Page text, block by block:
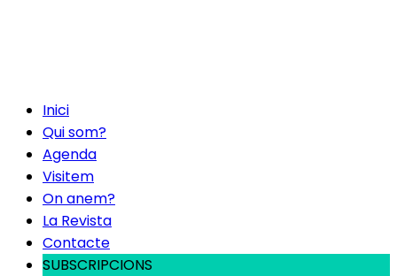
Inici
Qui som?
Agenda
Visitem
On anem?
La Revista
Contacte
SUBSCRIPCIONS